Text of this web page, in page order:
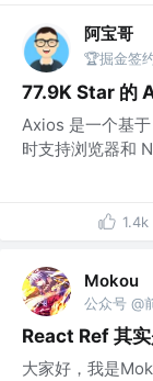
阿宝哥
77.9K Star 的
Axios 是一个基
时支持浏览器和
1.4k
Mokou
React Ref 其
大家好，我是